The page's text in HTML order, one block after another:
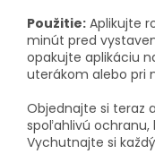
Použitie: Aplikujte
minút pred
opakujte aplikáciu
uterákom alebo pri
Objednajte si teraz
spoľahlivú ochranu,
Vychutnajte si